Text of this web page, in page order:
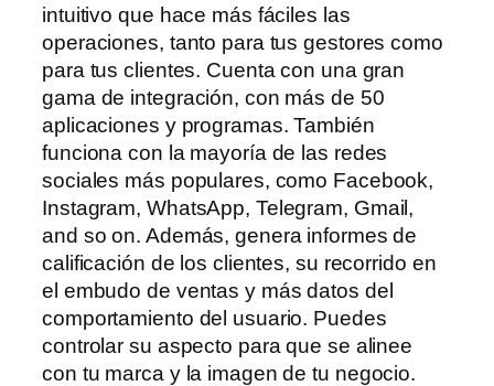
intuitivo que hace más fáciles las
operaciones, tanto para tus gestores como
para tus clientes. Cuenta con una gran
gama de integración, con más de 50
aplicaciones y programas. También
funciona con la mayoría de las redes
sociales más populares, como Facebook,
Instagram, WhatsApp, Telegram, Gmail,
and so on. Además, genera informes de
calificación de los clientes, su recorrido en
el embudo de ventas y más datos del
comportamiento del usuario. Puedes
controlar su aspecto para que se alinee
con tu marca y la imagen de tu negocio.